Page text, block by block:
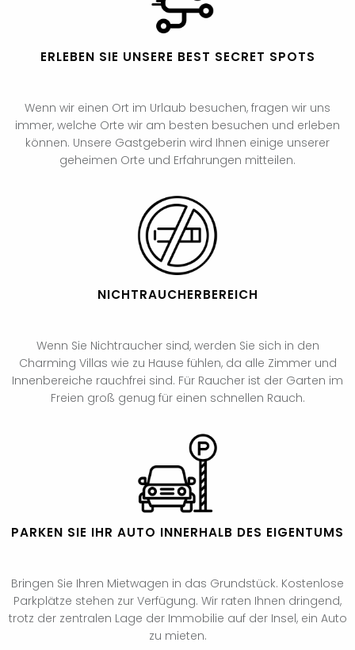
ERLEBEN SIE UNSERE BEST SECRET SPOTS
Wenn wir einen Ort im Urlaub besuchen, fragen wir uns
immer, welche Orte wir am besten besuchen und erleben
können. Unsere Gastgeberin wird Ihnen einige unserer
geheimen Orte und Erfahrungen mitteilen.
NICHTRAUCHERBEREICH
Wenn Sie Nichtraucher sind, werden Sie sich in den
Charming Villas wie zu Hause fühlen, da alle Zimmer und
Innenbereiche rauchfrei sind. Für Raucher ist der Garten im
Freien groß genug für einen schnellen Rauch.
PARKEN SIE IHR AUTO INNERHALB DES EIGENTUMS
Bringen Sie Ihren Mietwagen in das Grundstück. Kostenlose
Parkplätze stehen zur Verfügung. Wir raten Ihnen dringend,
trotz der zentralen Lage der Immobilie auf der Insel, ein Auto
zu mieten.